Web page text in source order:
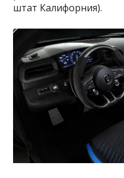
штат Калифорния).